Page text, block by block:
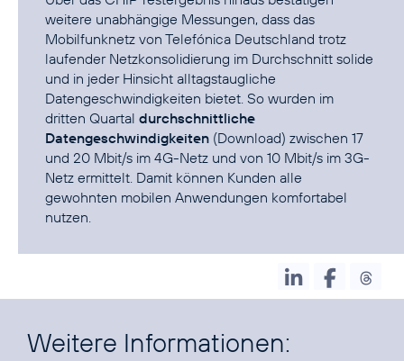
weitere unabhängige Messungen, dass das
Mobilfunknetz von Telefónica Deutschland trotz
laufender Netzkonsolidierung im Durchschnitt solide
und in jeder Hinsicht alltagstaugliche
Datengeschwindigkeiten bietet. So wurden im
dritten Quartal durchschnittliche
Datengeschwindigkeiten (Download) zwischen 17
und 20 Mbit/s im 4G-Netz und von 10 Mbit/s im 3G-
Netz ermittelt. Damit können Kunden alle
gewohnten mobilen Anwendungen komfortabel
nutzen.
Weitere Informationen: